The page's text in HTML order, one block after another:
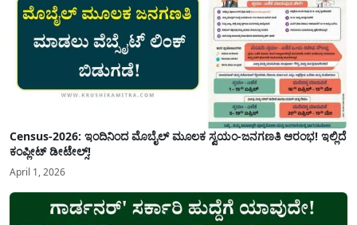
Census-2026: ಇಂದಿನಿಂದ ಮೊಬೈಲ್ ಮೂಲಕ ಸ್ವಯಂ-ಜನಗಣತಿ ಆರಂಭ! ಇಲ್ಲಿದೆ
ಕಂಪ್ಲೀಟ್ ಡೀಟೇಲ್ಸ್!
April 1, 2026